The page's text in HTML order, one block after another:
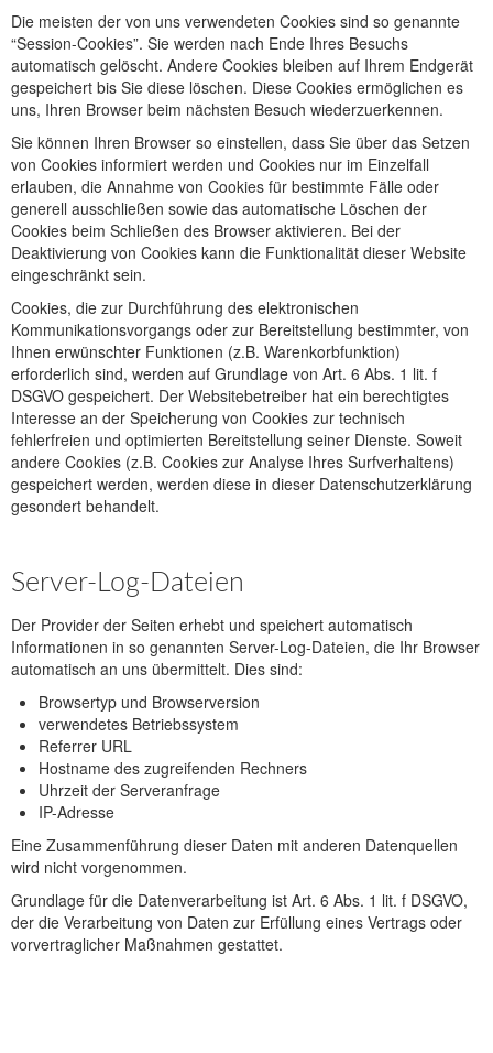
Die meisten der von uns verwendeten Cookies sind so genannte
“Session-Cookies”. Sie werden nach Ende Ihres Besuchs
automatisch gelöscht. Andere Cookies bleiben auf Ihrem Endgerät
gespeichert bis Sie diese löschen. Diese Cookies ermöglichen es
uns, Ihren Browser beim nächsten Besuch wiederzuerkennen.
Sie können Ihren Browser so einstellen, dass Sie über das Setzen
von Cookies informiert werden und Cookies nur im Einzelfall
erlauben, die Annahme von Cookies für bestimmte Fälle oder
generell ausschließen sowie das automatische Löschen der
Cookies beim Schließen des Browser aktivieren. Bei der
Deaktivierung von Cookies kann die Funktionalität dieser Website
eingeschränkt sein.
Cookies, die zur Durchführung des elektronischen
Kommunikationsvorgangs oder zur Bereitstellung bestimmter, von
Ihnen erwünschter Funktionen (z.B. Warenkorbfunktion)
erforderlich sind, werden auf Grundlage von Art. 6 Abs. 1 lit. f
DSGVO gespeichert. Der Websitebetreiber hat ein berechtigtes
Interesse an der Speicherung von Cookies zur technisch
fehlerfreien und optimierten Bereitstellung seiner Dienste. Soweit
andere Cookies (z.B. Cookies zur Analyse Ihres Surfverhaltens)
gespeichert werden, werden diese in dieser Datenschutzerklärung
gesondert behandelt.
Server-Log-Dateien
Der Provider der Seiten erhebt und speichert automatisch
Informationen in so genannten Server-Log-Dateien, die Ihr Browser
automatisch an uns übermittelt. Dies sind:
Browsertyp und Browserversion
verwendetes Betriebssystem
Referrer URL
Hostname des zugreifenden Rechners
Uhrzeit der Serveranfrage
IP-Adresse
Eine Zusammenführung dieser Daten mit anderen Datenquellen
wird nicht vorgenommen.
Grundlage für die Datenverarbeitung ist Art. 6 Abs. 1 lit. f DSGVO,
der die Verarbeitung von Daten zur Erfüllung eines Vertrags oder
vorvertraglicher Maßnahmen gestattet.